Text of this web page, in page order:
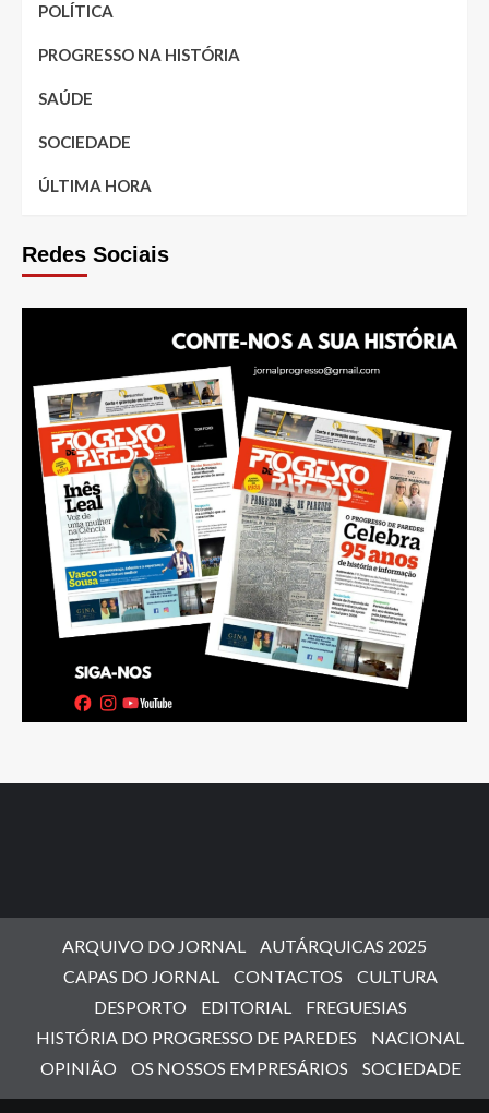
POLÍTICA
PROGRESSO NA HISTÓRIA
SAÚDE
SOCIEDADE
ÚLTIMA HORA
Redes Sociais
ARQUIVO DO JORNAL
AUTÁRQUICAS 2025
CAPAS DO JORNAL
CONTACTOS
CULTURA
DESPORTO
EDITORIAL
FREGUESIAS
HISTÓRIA DO PROGRESSO DE PAREDES
NACIONAL
OPINIÃO
OS NOSSOS EMPRESÁRIOS SOCIEDADE